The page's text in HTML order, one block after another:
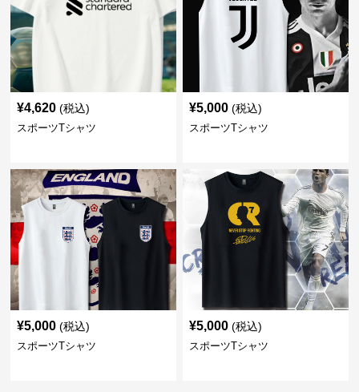
¥4,620 (税込)
スポーツTシャツ
¥5,000 (税込)
スポーツTシャツ
¥5,000 (税込)
スポーツTシャツ
¥5,000 (税込)
スポーツTシャツ